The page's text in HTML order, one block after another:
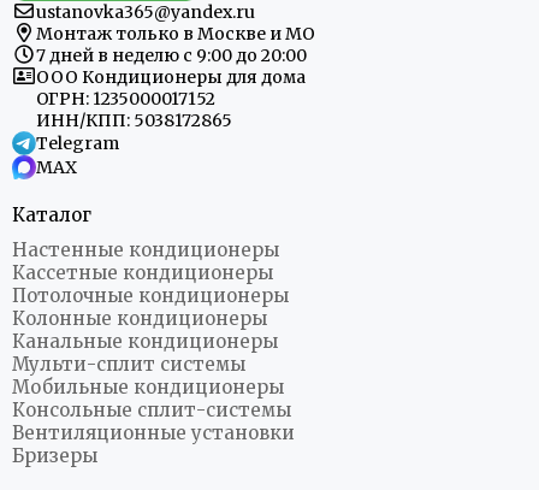
ustanovka365@yandex.ru
Монтаж только в Москве и МО
7 дней в неделю с 9:00 до 20:00
ООО Кондиционеры для дома
ОГРН: 1235000017152
ИНН/КПП: 5038172865
Telegram
MAX
Каталог
Настенные кондиционеры
Кассетные кондиционеры
Потолочные кондиционеры
Колонные кондиционеры
Канальные кондиционеры
Мульти-сплит системы
Мобильные кондиционеры
Консольные сплит-системы
Вентиляционные установки
Бризеры